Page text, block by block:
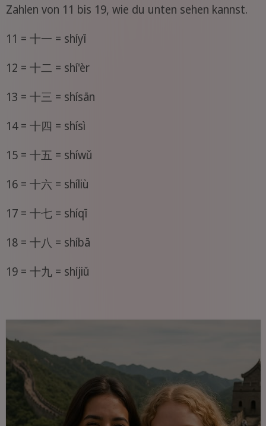
Zahlen von 11 bis 19, wie du unten sehen kannst.
11 = 十一 = shíyī
12 = 十二 = shí'èr
13 = 十三 = shísān
14 = 十四 = shísì
15 = 十五 = shíwǔ
16 = 十六 = shíliù
17 = 十七 = shíqī
18 = 十八 = shíbā
19 = 十九 = shíjiǔ